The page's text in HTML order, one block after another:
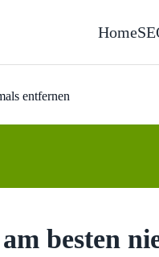
Home
entfernen
besten